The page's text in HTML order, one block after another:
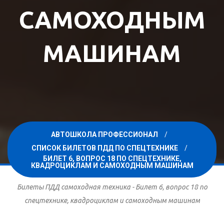
САМОХОДНЫМ
МАШИНАМ
АВТОШКОЛА ПРОФЕССИОНАЛ
СПИСОК БИЛЕТОВ ПДД ПО СПЕЦТЕХНИКЕ
БИЛЕТ 6, ВОПРОС 18 ПО СПЕЦТЕХНИКЕ,
КВАДРОЦИКЛАМ И САМОХОДНЫМ МАШИНАМ
Билеты ПДД самоходная техника - Билет 6, вопрос 18 по
спецтехнике, квадроциклам и самоходным машинам